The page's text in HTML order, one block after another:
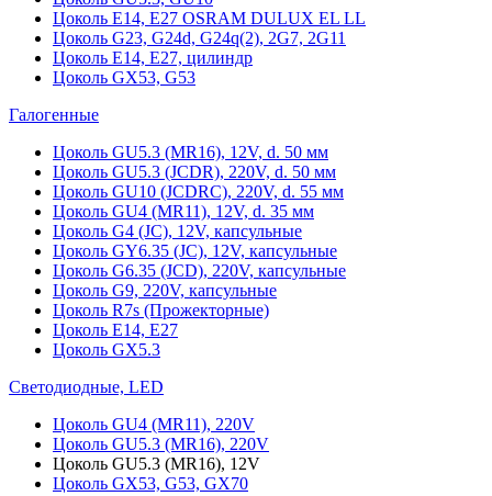
Цоколь Е14, Е27 OSRAM DULUX EL LL
Цоколь G23, G24d, G24q(2), 2G7, 2G11
Цоколь Е14, Е27, цилиндр
Цоколь GX53, G53
Галогенные
Цоколь GU5.3 (MR16), 12V, d. 50 мм
Цоколь GU5.3 (JCDR), 220V, d. 50 мм
Цоколь GU10 (JCDRC), 220V, d. 55 мм
Цоколь GU4 (MR11), 12V, d. 35 мм
Цоколь G4 (JC), 12V, капсульные
Цоколь GY6.35 (JC), 12V, капсульные
Цоколь G6.35 (JCD), 220V, капсульные
Цоколь G9, 220V, капсульные
Цоколь R7s (Прожекторные)
Цоколь E14, E27
Цоколь GX5.3
Светодиодные, LED
Цоколь GU4 (MR11), 220V
Цоколь GU5.3 (MR16), 220V
Цоколь GU5.3 (MR16), 12V
Цоколь GX53, G53, GX70